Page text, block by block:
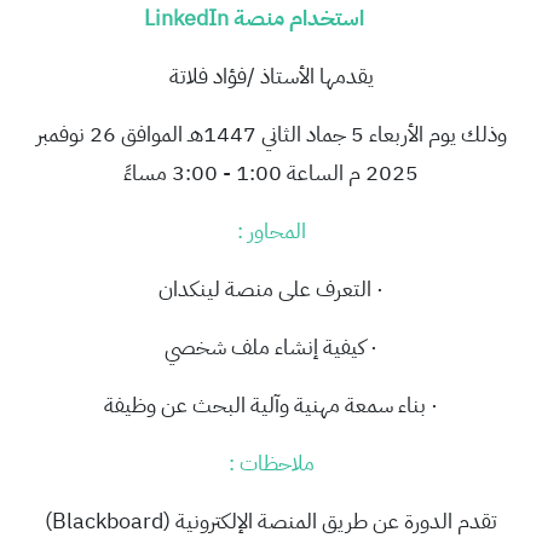
استخدام منصة LinkedIn
يقدمها الأستاذ /فؤاد فلاتة
وذلك يوم الأربعاء 5 جماد الثاني 1447هـ الموافق 26 نوفمبر
2025 م الساعة 1:00 - 3:00 مساءً
المحاور :
· التعرف على منصة لينكدان
· كيفية إنشاء ملف شخصي
· بناء سمعة مهنية وآلية البحث عن وظيفة
ملاحظات :
تقدم الدورة عن طريق المنصة الإلكترونية (Blackboard)